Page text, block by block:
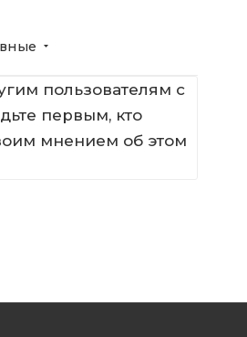
пользователям с
первым, кто
мнением об этом